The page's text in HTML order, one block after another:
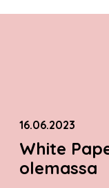
16.06.2023
White
olemassa